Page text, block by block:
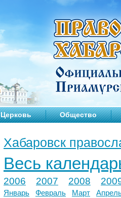
Церковь Общество
Хабаровск
Весь
2006 2007 2008
Январь Февраль Март